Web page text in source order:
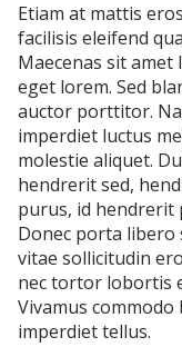
Etiam at mattis
facilisis eleifend
Maecenas sit
eget lorem. Sed
auctor porttitor.
imperdiet luctus
molestie aliquet.
hendrerit sed,
purus, id hendrerit
Donec porta libero
vitae sollicitudin
nec tortor lobortis
Vivamus
imperdiet tellus.